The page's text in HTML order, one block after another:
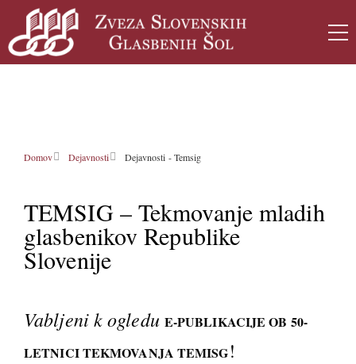
Domov Dejavnosti Dejavnosti - Temsig
TEMSIG – Tekmovanje mladih
glasbenikov Republike
Slovenije
Vabljeni k ogledu E-PUBLIKACIJE OB 50-
LETNICI TEKMOVANJA TEMISG!